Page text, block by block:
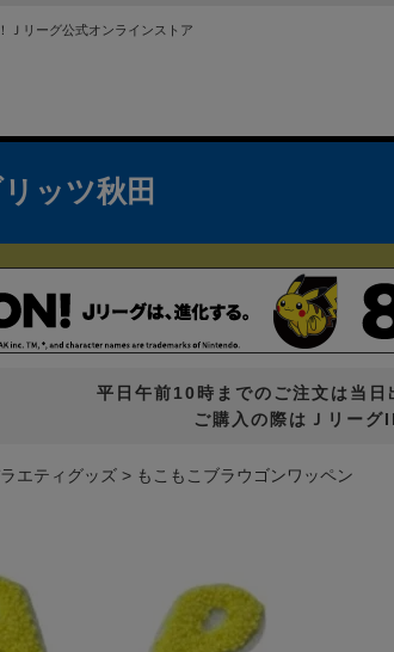
Ｊリーグ公式オンラインストア
ッツ秋田
平日午前10時までのご注文は当日
ご購入の際はＪリーグ
エティグッズ もこもこブラウゴンワッペン